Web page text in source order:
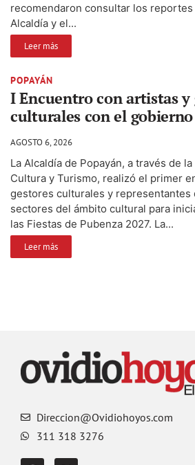
recomendaron consultar los
Alcaldía y el...
Leer más
POPAYÁN
I Encuentro con artistas y
culturales con el
AGOSTO 6, 2026
La Alcaldía de Popayán, a través de
Cultura y Turismo, realizó el primer
gestores culturales y representantes
sectores del ámbito cultural para
las Fiestas de Pubenza 2027. La...
Leer más
Direccion@Ovidiohoyos.com
311 318 3276